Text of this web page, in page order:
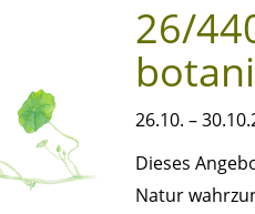
26/
26.10. –
Dieses
Natur